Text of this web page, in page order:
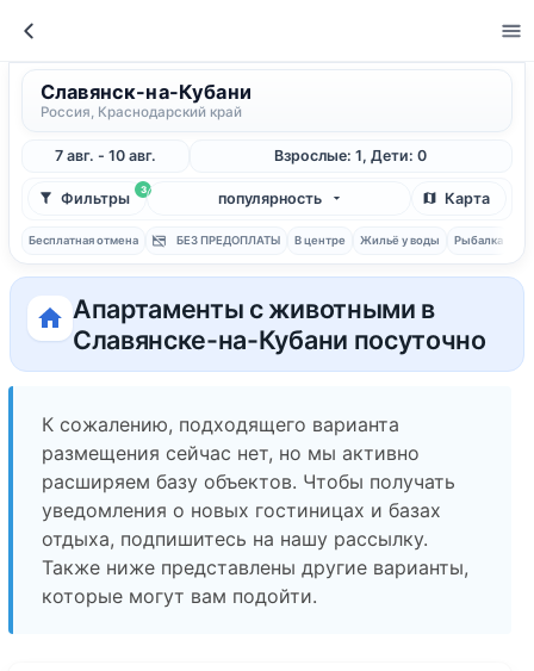
Славянск-на-Кубани
Россия, Краснодарский край
7 авг. - 10 авг. Взрослые: 1, Дети: 0
3
Фильтры популярность Карта
Бесплатная отмена БЕЗ ПРЕДОПЛАТЫ В центре Жильё у воды Рыбалка
Апартаменты с животными в
Славянске-на-Кубани посуточно
К сожалению, подходящего варианта
размещения сейчас нет, но мы активно
расширяем базу объектов. Чтобы получать
уведомления о новых гостиницах и базах
отдыха, подпишитесь на нашу рассылку.
Также ниже представлены другие варианты,
которые могут вам подойти.